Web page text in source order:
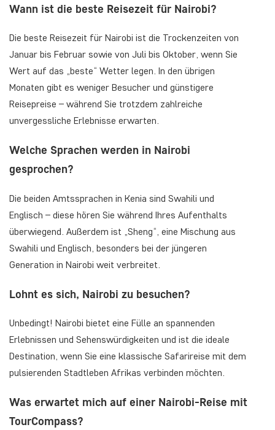
Wann ist die beste Reisezeit für Nairobi?
Die beste Reisezeit für Nairobi ist die Trockenzeiten von
Januar bis Februar sowie von Juli bis Oktober, wenn Sie
Wert auf das „beste“ Wetter legen. In den übrigen
Monaten gibt es weniger Besucher und günstigere
Reisepreise – während Sie trotzdem zahlreiche
unvergessliche Erlebnisse erwarten.
Welche Sprachen werden in Nairobi
gesprochen?
Die beiden Amtssprachen in Kenia sind Swahili und
Englisch – diese hören Sie während Ihres Aufenthalts
überwiegend. Außerdem ist „Sheng“, eine Mischung aus
Swahili und Englisch, besonders bei der jüngeren
Generation in Nairobi weit verbreitet.
Lohnt es sich, Nairobi zu besuchen?
Unbedingt! Nairobi bietet eine Fülle an spannenden
Erlebnissen und Sehenswürdigkeiten und ist die ideale
Destination, wenn Sie eine klassische Safarireise mit dem
pulsierenden Stadtleben Afrikas verbinden möchten.
Was erwartet mich auf einer Nairobi-Reise mit
TourCompass?